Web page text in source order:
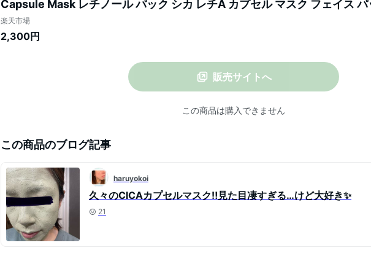
Capsule Mask レチノール パック シカ レチA カプセル マスク フェイス パ
ック クレイパック スクラブ CICA レチノール 保湿 弾力 敏感肌 乾燥肌 毛穴
楽天市場
2,300円
販売サイトへ
この商品は購入できません
この商品のブログ記事
haruyokoi
久々のCICAカプセルマスク‼️見た目凄すぎる…けど大好き✨
21